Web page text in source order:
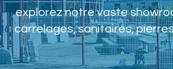
explorez notre vaste
carrelages, sanitaires,